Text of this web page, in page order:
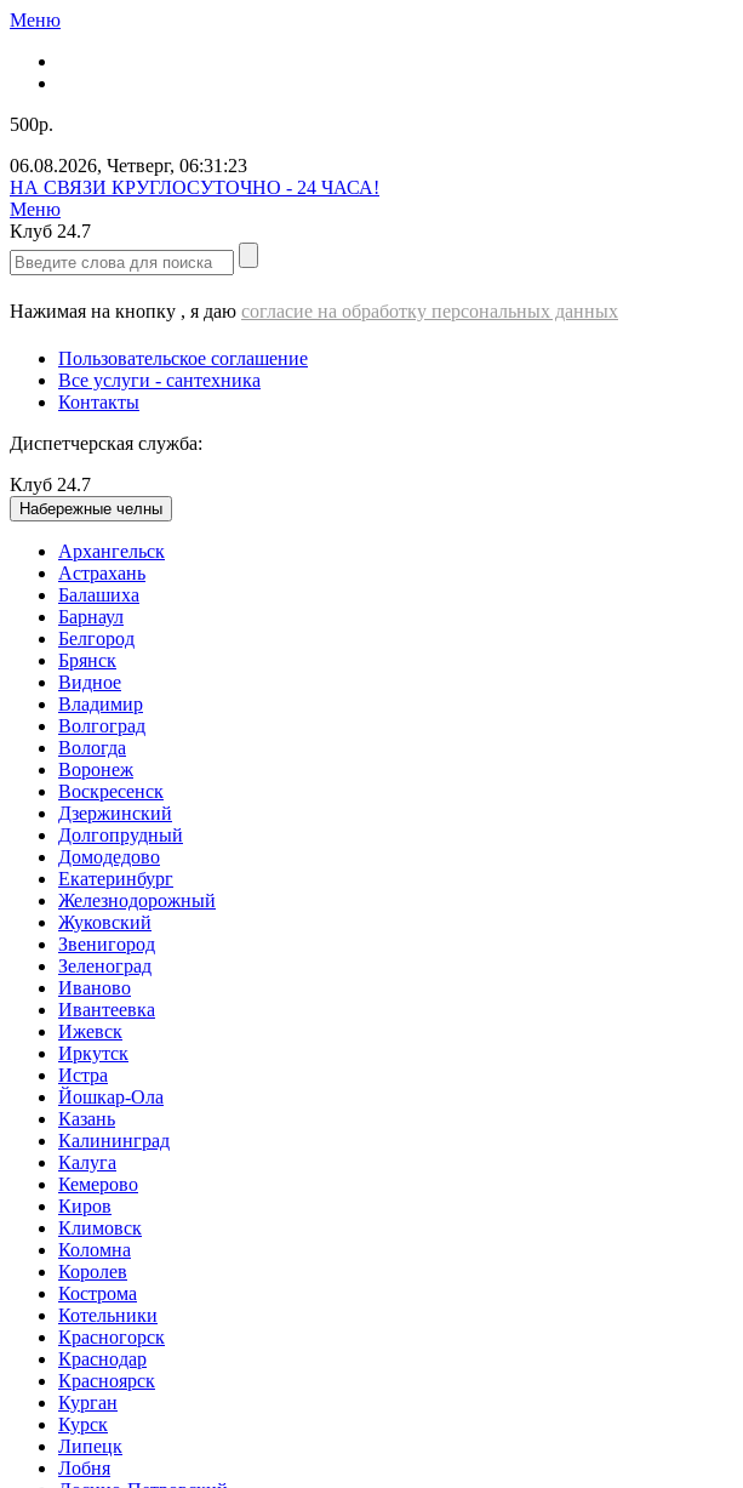
Меню
500р.
06.08.2026, Четверг, 06:31:25
Звоните нам прямо сейчас!
Меню
Клуб 24.7
Нажимая на кнопку , я даю согласие на обработку персональных данных
Пользовательское соглашение
Все услуги - cантехника
Контакты
Диспетчерская служба:
Клуб 24.7
Набережные челны
Архангельск
Астрахань
Балашиха
Барнаул
Белгород
Брянск
Видное
Владимир
Волгоград
Вологда
Воронеж
Воскресенск
Дзержинский
Долгопрудный
Домодедово
Екатеринбург
Железнодорожный
Жуковский
Звенигород
Зеленоград
Иваново
Ивантеевка
Ижевск
Иркутск
Истра
Йошкар-Ола
Казань
Калининград
Калуга
Кемерово
Киров
Климовск
Коломна
Королев
Кострома
Котельники
Красногорск
Краснодар
Красноярск
Курган
Курск
Липецк
Лобня